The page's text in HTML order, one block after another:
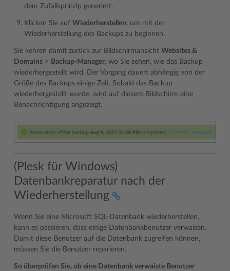
dem Zufallsprinzip generiert.
Klicken Sie auf Wiederherstellen, um mit der
Wiederherstellung des Backups zu beginnen.
Sie kehren damit zurück zur Bildschirmansicht Websites &
Domains > Backup-Manager, wo Sie sehen, wie das Backup
wiederhergestellt wird. Der Vorgang dauert abhängig von der
Größe des Backups einige Zeit. Sobald das Backup
wiederhergestellt wurde, wird auf diesem Bildschirm eine
Benachrichtigung angezeigt.
(Plesk für Windows)
Datenbankreparatur nach der
Wiederherstellung
Wenn Sie eine Microsoft SQL-Datenbank wiederherstellen,
kann es passieren, dass einige Datenbankbenutzer verwaisen.
Damit diese Benutzer auf die Datenbank zugreifen können,
müssen Sie die Benutzer reparieren.
So überprüfen Sie, ob eine Datenbank verwaiste Benutzer